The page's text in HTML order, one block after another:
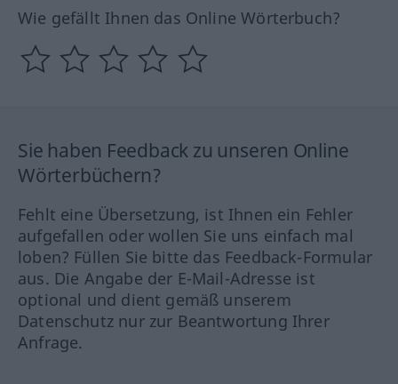
Wie gefällt Ihnen das Online Wörterbuch?
Sie haben Feedback zu unseren Online
Wörterbüchern?
Fehlt eine Übersetzung, ist Ihnen ein Fehler
aufgefallen oder wollen Sie uns einfach mal
loben? Füllen Sie bitte das Feedback-Formular
aus. Die Angabe der E-Mail-Adresse ist
optional und dient gemäß unserem
Datenschutz nur zur Beantwortung Ihrer
Anfrage.